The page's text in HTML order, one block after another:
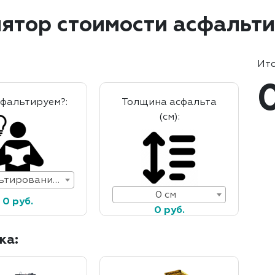
стоимости
Асфальтирование дорог
0 руб.
Толщина асфальта
(см):
0 см
0 руб.